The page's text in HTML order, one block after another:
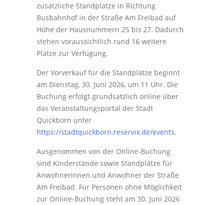
zusätzliche Standplätze in Richtung
Busbahnhof in der Straße Am Freibad auf
Höhe der Hausnummern 25 bis 27. Dadurch
stehen voraussichtlich rund 16 weitere
Plätze zur Verfügung.
Der Vorverkauf für die Standplätze beginnt
am Dienstag, 30. Juni 2026, um 11 Uhr. Die
Buchung erfolgt grundsätzlich online über
das Veranstaltungsportal der Stadt
Quickborn unter
https://stadtquickborn.reservix.de/events.
Ausgenommen von der Online-Buchung
sind Kinderstände sowie Standplätze für
Anwohnerinnen und Anwohner der Straße
Am Freibad. Für Personen ohne Möglichkeit
zur Online-Buchung steht am 30. Juni 2026